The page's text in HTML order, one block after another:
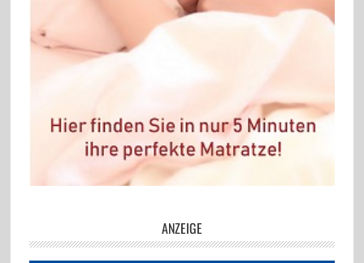
ANZEIGE